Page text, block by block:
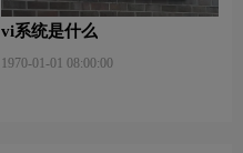
vi系统是什么
1970-01-01 08:00:00